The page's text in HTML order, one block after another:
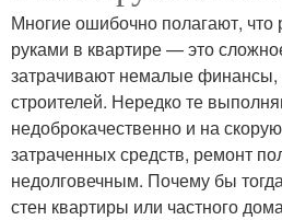
Многие ошибочно полагают, что
руками в квартире — это
затрачивают немалые
строителей. Нередко те
недоброкачественно и на
затраченных средств, ремонт
недолговечным. Почему бы
стен квартиры или частного